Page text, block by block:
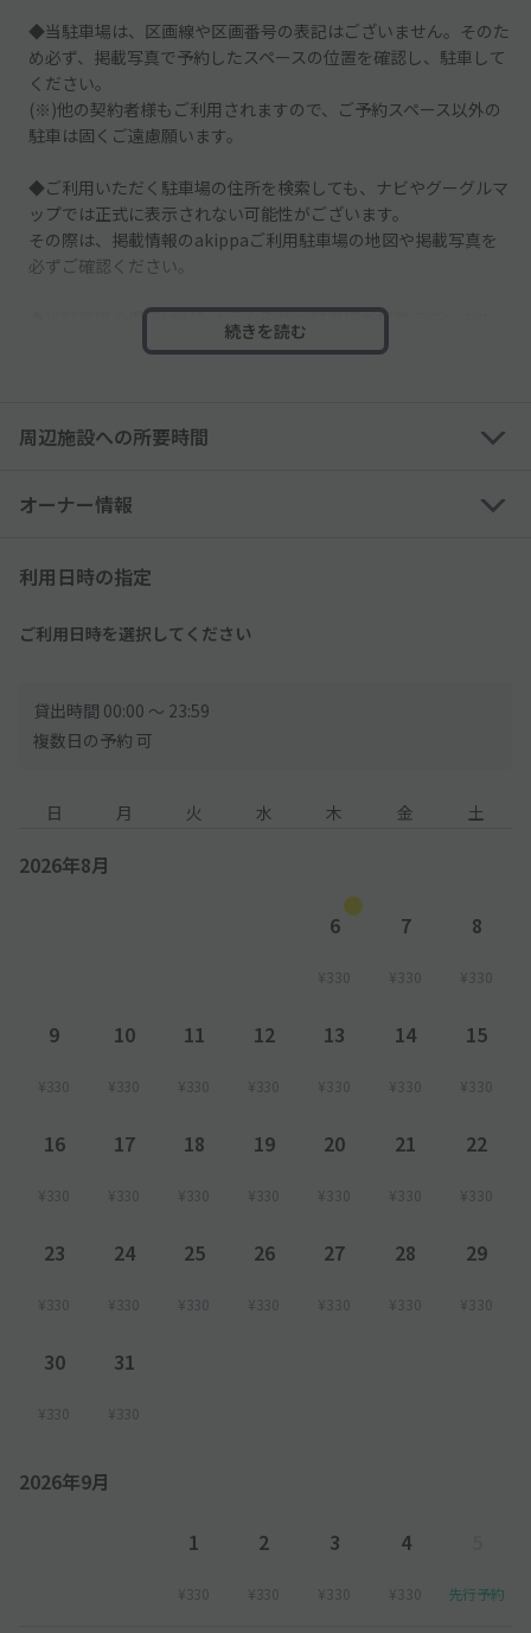
◆当駐車場は、区画線や区画番号の表記はございません。そのた
め必ず、掲載写真で予約したスペースの位置を確認し、駐車して
ください。
(※)他の契約者様もご利用されますので、ご予約スペース以外の
駐車は固くご遠慮願います。
◆ご利用いただく駐車場の住所を検索しても、ナビやグーグルマ
ップでは正式に表示されない可能性がございます。
その際は、掲載情報のakippaご利用駐車場の地図や掲載写真を
必ずご確認ください。
◆当駐車場の周辺は似たような形状の駐車場が複数ございます。
掲載写真をご参考のうえ、駐車場にお間違いのないようご注意く
え、駐車場までお越しくださいませ。
─────────────
続きを読む
周辺施設への所要時間
オーナー情報
利用日時の指定
ご利用日時を選択してください
貸出時間 00:00 〜 23:59
複数日の予約 可
日 月 火 水 木 金 土
2026年8月
6
¥330
7
¥330
8
¥330
9
¥330
10
¥330
11
¥330
12
¥330
13
¥330
14
¥330
15
¥330
16
¥330
17
¥330
18
¥330
19
¥330
20
¥330
21
¥330
22
¥330
23
¥330
24
¥330
25
¥330
26
¥330
27
¥330
28
¥330
29
¥330
30
¥330
31
¥330
2026年9月
1
¥330
2
¥330
3
¥330
4
¥330 先行予約